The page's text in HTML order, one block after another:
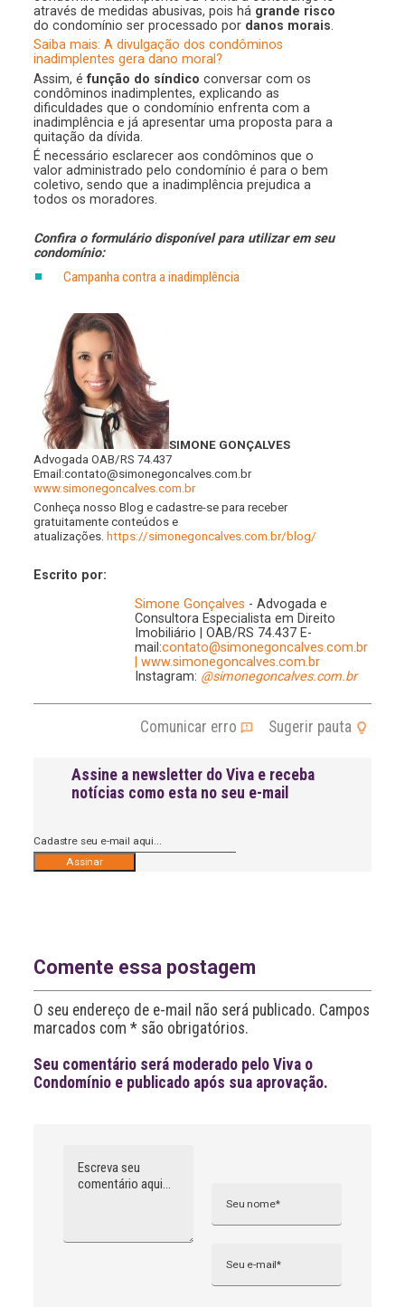
através de medidas abusivas, pois há grande risco
do condomínio ser processado por danos morais
Saiba mais: A divulgação dos condôminos
inadimplentes gera dano moral?
Assim, éfunção do síndico conversar com os
condôminos inadimplentes, explicando as
dificuldades que o condomínio enfrenta com a
inadimplência e já apresentar uma proposta para a
quitação da dívida.
É necessário esclarecer aos condôminos que o
valor administrado pelo condomínio é para o bem
coletivo, sendo que a inadimplência prejudica a
todos os moradores.
Confira o formulário disponível para utilizar em seu
condomínio:
Campanha contra a inadimplência
SIMONE GONÇALVES
Advogada OAB/RS 74.437
Email:contato@simonegoncalves.com.br
www.simonegoncalves.com.br
Conheça nosso Blog e cadastre-se para receber
gratuitamente conteúdos e
atualizações. https://simonegoncalves.com.br/blog/
Escrito por:
Simone Gonçalves - Advogada e
Consultora Especialista em Direito
Imobiliário | OAB/RS 74.437 E-
mail:contato@simonegoncalves.com.br
www.simonegoncalves.com.br
Instagram: @simonegoncalves.com.br
Comunicar erro Sugerir pauta
Assine a newsletter do Viva e receba
notícias como esta no seu e-mail
n
a
t
i
v
:
Comente essa postagem
O seu endereço de e-mail não será publicado. Campos
marcados com * são obrigatórios.
Seu comentário será moderado pelo Viva o
Condomínio e publicado após sua aprovação.
n